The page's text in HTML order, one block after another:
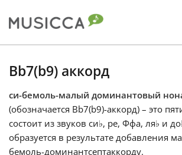
Български
Dansk
Bb7(b9) аккорд
си-бемоль-малый доминантовый
(обозначается Bb7(b9)-аккорд) – это
состоит из звуков си♭, ре, Ффа, ля♭ и до
образуется в результате добавления
бемоль-доминантсептаккорду.